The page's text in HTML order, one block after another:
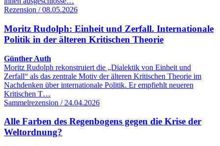
Rezension / 08.05.2026
Moritz Rudolph: Einheit und Zerfall. Internationale
Politik in der älteren Kritischen Theorie
Günther Auth
Moritz Rudolph rekonstruiert die „Dialektik von Einheit und
Zerfall“ als das zentrale Motiv der älteren Kritischen Theorie im
Nachdenken über internationale Politik. Er empfiehlt neueren
Kritischen T…
Sammelrezension / 24.04.2026
Alle Farben des Regenbogens gegen die Krise der
Weltordnung?